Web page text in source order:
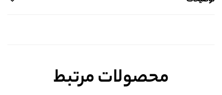
محصولات مرتبط